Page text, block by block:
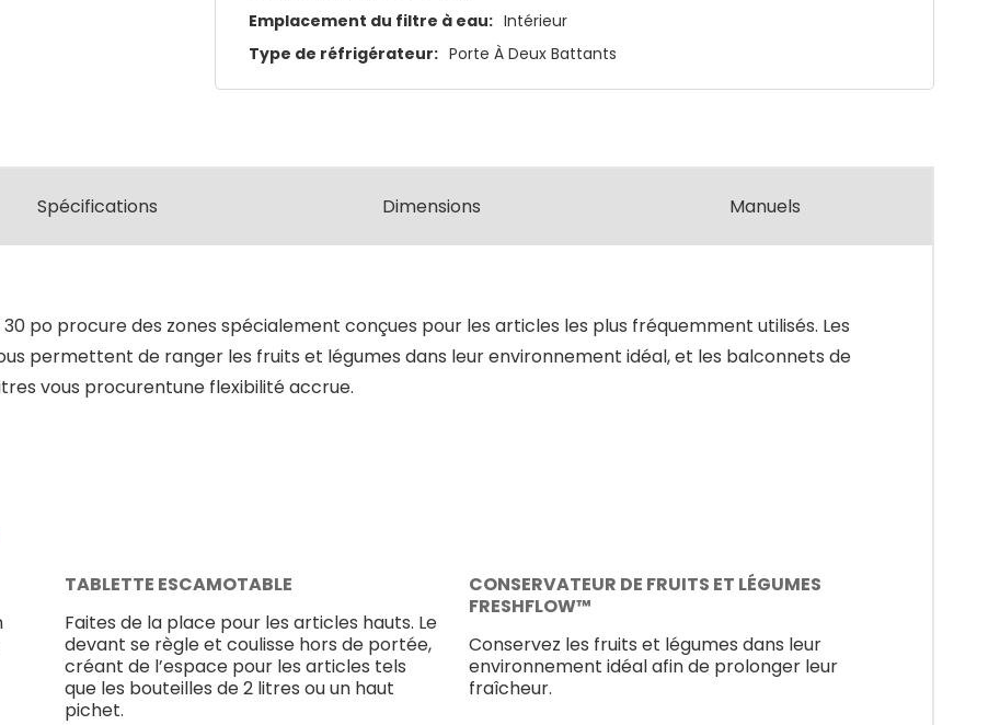
Emplacement du filtre à eau: Intérieur
Type de réfrigérateur: Porte À Deux Battants
Spécifications Dimensions Manuels
po procure des zones spécialement conçues pour les articles les plus fréquemment utilisés. Les
permettent de ranger les fruits et légumes dans leur environnement idéal, et les balconnets de
vous procurentune flexibilité accrue.
TABLETTE ESCAMOTABLE
Faites de la place pour les articles hauts. Le
devant se règle et coulisse hors de portée,
créant de l’espace pour les articles tels
que les bouteilles de 2 litres ou un haut
pichet.
CONSERVATEUR DE FRUITS ET LÉGUMES
FRESHFLOW™
Conservez les fruits et légumes dans leur
environnement idéal afin de prolonger leur
fraîcheur.